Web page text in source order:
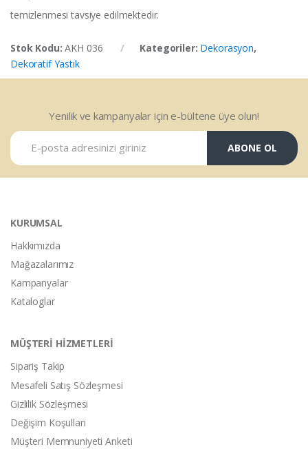
temizlenmesi tavsiye edilmektedir.
Stok Kodu:AKH 036 Kategoriler: Dekorasyon,
Dekoratif Yastık
Yenilik ve kampanyalar için e-bültene üye olun!
ABONE OL
KURUMSAL
Hakkımızda
Mağazalarımız
Kampanyalar
Kataloglar
MÜŞTERİ HİZMETLERİ
Sipariş Takip
Mesafeli Satış Sözleşmesi
Gizlilik Sözleşmesi
Değişim Koşulları
Müşteri Memnuniyeti Anketi